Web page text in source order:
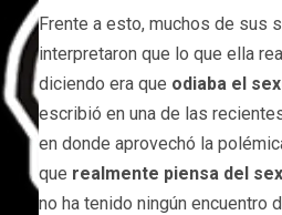
Frente a esto, muchos de sus
interpretaron que lo que ella
diciendo era que odiaba el
escribió en una de las
en donde aprovechó la
que realmente piensa del
no ha tenido ningún encuentro